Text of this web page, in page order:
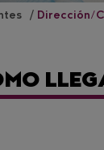
Dirección/